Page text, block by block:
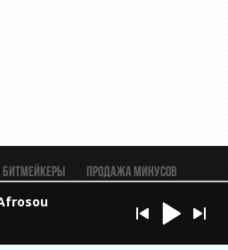
Битмейкеры
Продажа минусов
Пользовательское соглашение